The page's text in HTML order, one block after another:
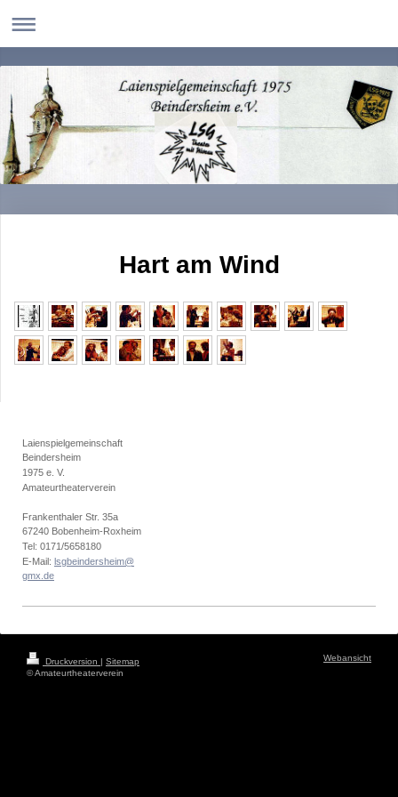
Hart am Wind
Laienspielgemeinschaft
Beindersheim
1975 e. V.
Amateurtheaterverein
Frankenthaler Str. 35a
67240 Bobenheim-Roxheim
Tel: 0171/5658180
E-Mail: lsgbeindersheim@
gmx.de
Druckversion
Sitemap
© Amateurtheaterverein
Webansicht